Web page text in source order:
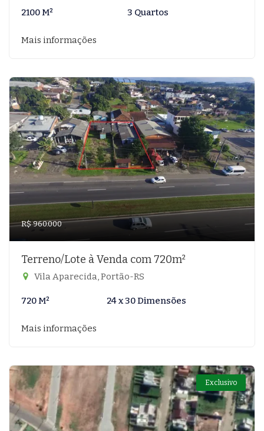
2100 M² 3 Quartos
Mais informações
R$ 960.000
Terreno/Lote à Venda com 720m²
Vila Aparecida, Portão-RS
720 M² 24 x 30 Dimensões
Mais informações
Exclusivo